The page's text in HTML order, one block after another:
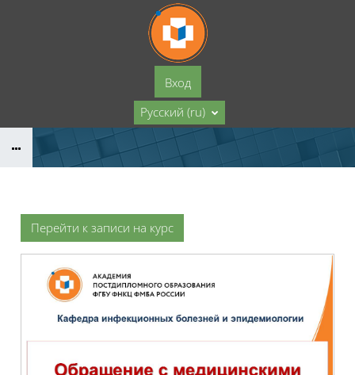
Перейти к основному содержанию
Вход
Русский ‎(ru)‎
Перейти к записи на курс